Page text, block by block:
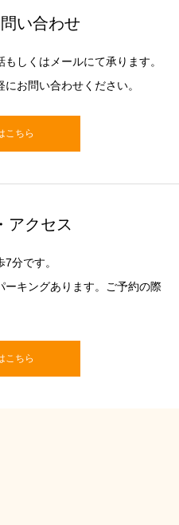
い合わせ
しくはメールにて承ります。
お問い合わせください。
こちら
アクセス
分です。
ーキングあります。ご予約の際
こちら